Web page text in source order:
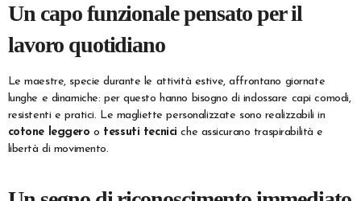
Un capo funzionale pensato per il
lavoro quotidiano
Le maestre, specie durante le attività estive, affrontano giornate
lunghe e dinamiche: per questo hanno bisogno di indossare capi comodi,
resistenti e pratici. Le magliette personalizzate sono realizzabili in
cotone leggero o tessuti tecnici che assicurano traspirabilità e
libertà di movimento.